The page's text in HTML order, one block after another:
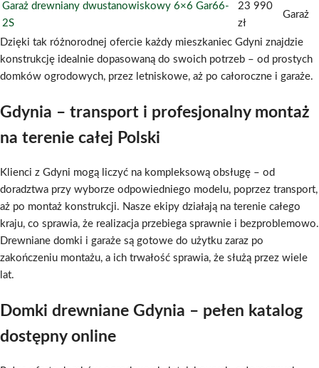
Garaż drewniany dwustanowiskowy 6×6 Gar66-
2S
23 990
zł
Garaż
Dzięki tak różnorodnej ofercie każdy mieszkaniec Gdyni znajdzie
konstrukcję idealnie dopasowaną do swoich potrzeb – od prostych
domków ogrodowych, przez letniskowe, aż po całoroczne i garaże.
Gdynia – transport i profesjonalny montaż
na terenie całej Polski
Klienci z Gdyni mogą liczyć na kompleksową obsługę – od
doradztwa przy wyborze odpowiedniego modelu, poprzez transport,
aż po montaż konstrukcji. Nasze ekipy działają na terenie całego
kraju, co sprawia, że realizacja przebiega sprawnie i bezproblemowo.
Drewniane domki i garaże są gotowe do użytku zaraz po
zakończeniu montażu, a ich trwałość sprawia, że służą przez wiele
lat.
Domki drewniane Gdynia – pełen katalog
dostępny online